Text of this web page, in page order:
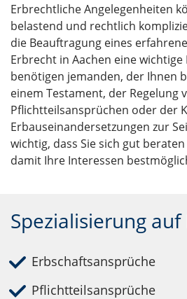
Erbrechtliche Angelegenheiten
belastend und rechtlich
die Beauftragung eines
Erbrecht in Aachen eine wichtige
benötigen jemanden, der Ihnen
einem Testament, der Regelung
Pflichtteilsansprüchen oder der
Erbauseinandersetzungen zur
wichtig, dass Sie sich gut
damit Ihre Interessen
Spezialisierung
Erbschaftsansprüche
Pflichtteilsansprüche